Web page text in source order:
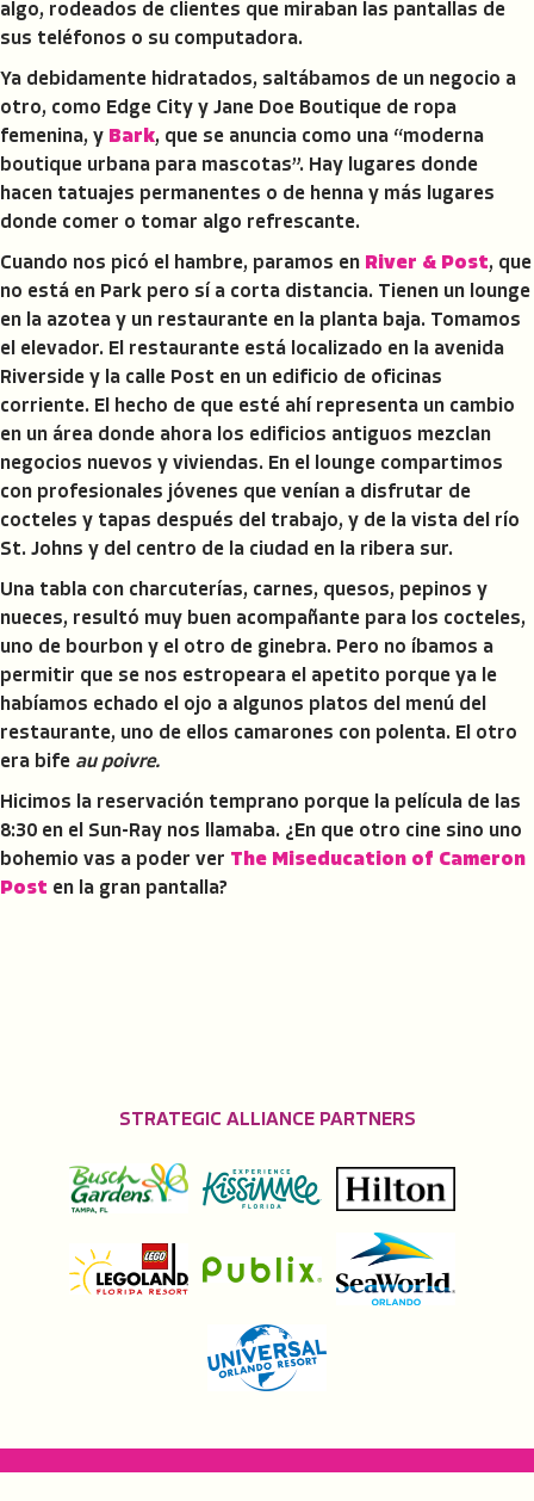
algo, rodeados de clientes que miraban las pantallas de
sus teléfonos o su computadora.
Ya debidamente hidratados, saltábamos de un negocio a
otro, como Edge City y Jane Doe Boutique de ropa
femenina, y Bark, que se anuncia como una “moderna
boutique urbana para mascotas”. Hay lugares donde
hacen tatuajes permanentes o de henna y más lugares
donde comer o tomar algo refrescante.
Cuando nos picó el hambre, paramos en River & Post, que
no está en Park pero sí a corta distancia. Tienen un lounge
en la azotea y un restaurante en la planta baja. Tomamos
el elevador. El restaurante está localizado en la avenida
Riverside y la calle Post en un edificio de oficinas
corriente. El hecho de que esté ahí representa un cambio
en un área donde ahora los edificios antiguos mezclan
negocios nuevos y viviendas. En el lounge compartimos
con profesionales jóvenes que venían a disfrutar de
cocteles y tapas después del trabajo, y de la vista del río
St. Johns y del centro de la ciudad en la ribera sur.
Una tabla con charcuterías, carnes, quesos, pepinos y
nueces, resultó muy buen acompañante para los cocteles,
uno de bourbon y el otro de ginebra. Pero no íbamos a
permitir que se nos estropeara el apetito porque ya le
habíamos echado el ojo a algunos platos del menú del
restaurante, uno de ellos camarones con polenta. El otro
era bife au poivre.
Hicimos la reservación temprano porque la película de las
8:30 en el Sun-Ray nos llamaba. ¿En que otro cine sino uno
bohemio vas a poder ver The Miseducation of Cameron
Post en la gran pantalla?
STRATEGIC ALLIANCE PARTNERS